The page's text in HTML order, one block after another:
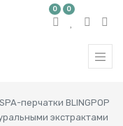
0 0
перчатки BLINGPOP
экстрактами